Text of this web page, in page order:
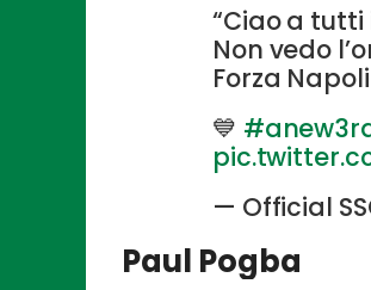
“Ciao a tutti
Non vedo
Forza
💙
— Official
Paul Pogba